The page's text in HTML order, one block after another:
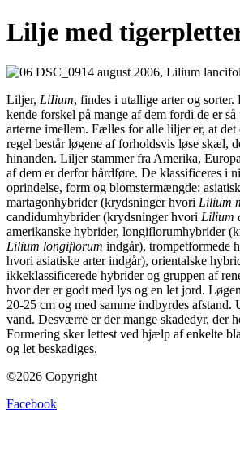
Lilje med
Liljer, LiIium, findes i utallige arter og
kende forskel på mange af dem fordi de er
arterne imellem. Fælles for alle liljer er, at det
regel består løgene af forholdsvis løse skæl,
hinanden. Liljer stammer fra Amerika,
af dem er derfor hårdføre. De klassificeres i
oprindelse, form og blomstermængde:
martagonhybrider (krydsninger hvori Lilium
candidumhybrider (krydsninger hvori Lilium
amerikanske hybrider, longiflorumhybrider
Lilium longiflorum indgår), trompetformede
hvori asiatiske arter indgår), orientalske
ikkeklassificerede hybrider og gruppen af
hvor der er godt med lys og en let jord.
20-25 cm og med samme indbyrdes afstand.
vand. Desværre er der mange skadedyr, der
Formering sker lettest ved hjælp af enkelte
og let beskadiges.
©2026 Copyright
Facebook